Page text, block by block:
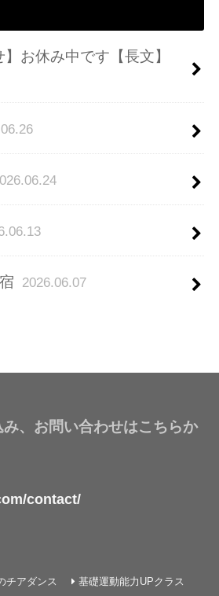
】お休み中です【長文】
2026.06.07
み、お問い合わせはこちらか
contact/
チアダンス 基礎運動能力UPクラス